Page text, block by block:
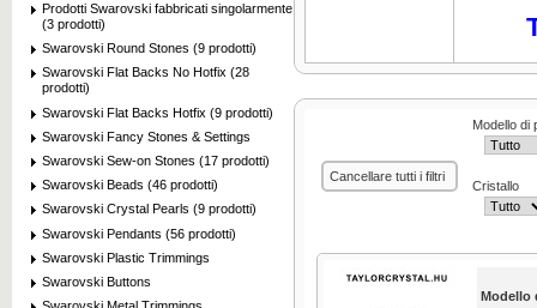
Prodotti Swarovski fabbricati singolarmente
(3 prodotti)
Swarovski Round Stones (9 prodotti)
Swarovski Flat Backs No Hotfix (28
prodotti)
Swarovski Flat Backs Hotfix (9 prodotti)
Swarovski Fancy Stones & Settings
Swarovski Sew-on Stones (17 prodotti)
Swarovski Beads (46 prodotti)
Swarovski Crystal Pearls (9 prodotti)
Swarovski Pendants (56 prodotti)
Swarovski Plastic Trimmings
Swarovski Buttons
Cancellare tutti i filtri
Modello di
Cristallo
Modello